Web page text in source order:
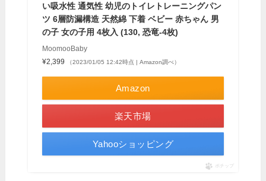
い吸水性 通気性 幼児のトイレトレーニングパン
ツ 6層防漏構造 天然綿 下着 ベビー 赤ちゃん 男
の子 女の子用 4枚入 (130, 恐竜-4枚)
MoomooBaby
¥2,399
（2023/01/05 12:42時点 | Amazon調べ）
Amazon
楽天市場
Yahooショッピング
ポチップ